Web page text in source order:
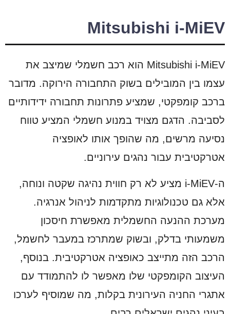
Mitsubishi i-MiEV
Mitsubishi i-MiEV הוא רכב חשמלי שמיצב את
עצמו בין המובילים בשוק התחבורה הירוקה. מדובר
ברכב קומפקטי, שמציע פתרונות תחבורה ידידותיים
לסביבה. הדגם מצויד במנוע חשמלי המציע טווח
נסיעה מרשים, מה שהופך אותו לאופציה
אטרקטיבית עבור נהגים עירוניים.
ה-i-MiEV מציע לא רק חווית נהיגה שקטה ונוחה,
אלא גם טכנולוגיות מתקדמות לניהול אנרגיה.
מערכת ההנעה החשמלית מאפשרת חיסכון
משמעותי בדלק, ובשוק שמתרכז במעבר לחשמל,
הרכב הזה מתייצב כאופציה אטרקטיבית. בנוסף,
העיצוב הקומפקטי שלו מאפשר לו להתמודד עם
אתגרי החניה העירונית בקלות, מה שמוסיף לערכו